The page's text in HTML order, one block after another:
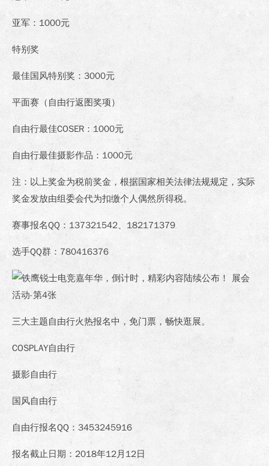
亚军：1000元
特别奖
最佳国风特别奖：3000元
平面赛（自由行返图奖项）
自由行最佳COSER：1000元
自由行最佳摄影作品：1000元
注：以上奖金为税前奖金，根据国家相关法律法规规定，实际
奖金发放由组委会代为扣缴个人偶然所得税。
赛事报名QQ：137321542、182171379
选手QQ群：780416376
三大主题自由行火热报名中，免门票，畅快逛展。
COSPLAY自由行
摄影自由行
国风自由行
自由行报名QQ：3453245916
报名截止日期：2018年12月12日